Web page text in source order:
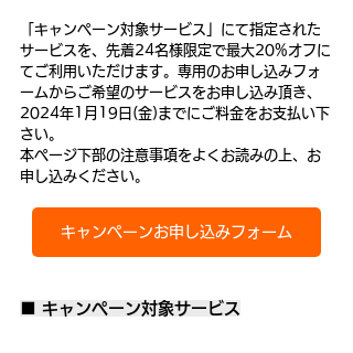
「キャンペーン対象サービス」にて指定された
サービスを、先着24名様限定で最大20%オフに
てご利用いただけます。専用のお申し込みフォ
ームからご希望のサービスをお申し込み頂き、
2024年1月19日(金)までにご料金をお支払い下
さい。
本ページ下部の注意事項をよくお読みの上、お
申し込みください。
キャンペーンお申し込みフォーム
■ キャンペーン対象サービス